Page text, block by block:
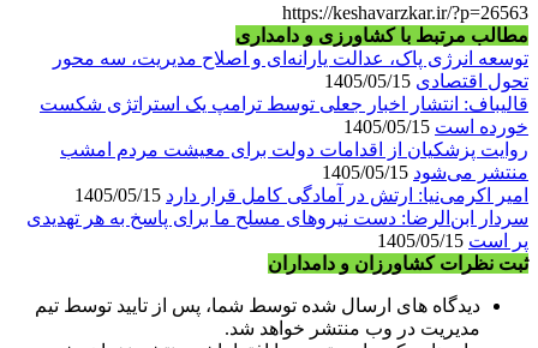
https://keshavarzkar.ir/?p=26563
مطالب مرتبط با کشاورزی و دامداری
توسعه انرژی پاک، عدالت یارانه‌ای و اصلاح مدیریت، سه محور
تحول اقتصادی
قالیباف: انتشار اخبار جعلی توسط ترامپ یک استراتژی شکست
خورده است
روایت پزشکیان از اقدامات دولت برای معیشت مردم امشب
منتشر می‌شود
امیر اکرمی‌نیا: ارتش در آمادگی کامل قرار دارد
سردار ابن‌الرضا: دست نیروهای مسلح ما برای پاسخ به هر تهدیدی
پر است
ثبت نظرات کشاورزان و دامداران
دیدگاه های ارسال شده توسط شما، پس از تایید توسط تیم
مدیریت در وب منتشر خواهد شد.